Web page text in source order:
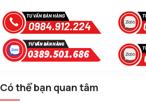
Có thể bạn quan tâm